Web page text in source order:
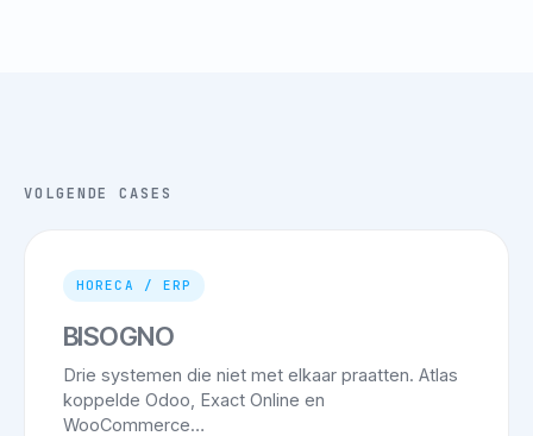
VOLGENDE CASES
HORECA / ERP
BISOGNO
Drie systemen die niet met elkaar praatten. Atlas
koppelde Odoo, Exact Online en
WooCommerce…